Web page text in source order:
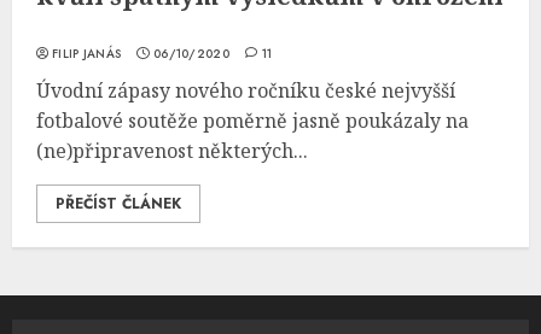
FILIP JANÁS 06/10/2020 11
Úvodní zápasy nového ročníku české nejvyšší
fotbalové soutěže poměrně jasně poukázaly na
(ne)připravenost některých...
PŘEČÍST ČLÁNEK